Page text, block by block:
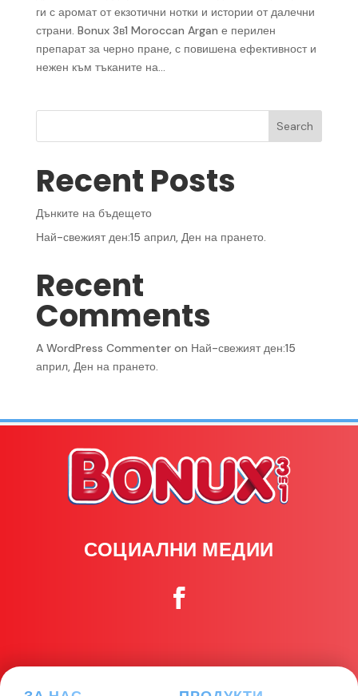
ги с аромат от екзотични нотки и истории от далечни
страни. Bonux 3в1 Moroccan Argan е перилен
препарат за черно пране, с повишена ефективност и
нежен към тъканите на...
Search
Recent Posts
Дънките на бъдещето
Най-свежият ден:15 април, Ден на прането.
Recent
Comments
A WordPress Commenteron Най-свежият ден:15
април, Ден на прането.
СОЦИАЛНИ МЕДИИ